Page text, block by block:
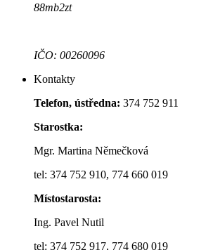
88mb2zt
IČO: 00260096
Kontakty
Telefon, ústředna: 374 752 911
Starostka:
Mgr. Martina Němečková
tel: 374 752 910, 774 660 019
Místostarosta:
Ing. Pavel Nutil
tel: 374 752 917, 774 680 019